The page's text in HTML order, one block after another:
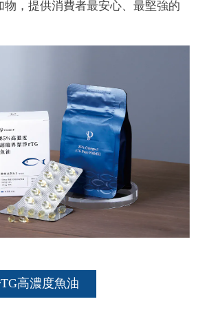
物，提供消費者最安心、最堅強的
高濃度魚油